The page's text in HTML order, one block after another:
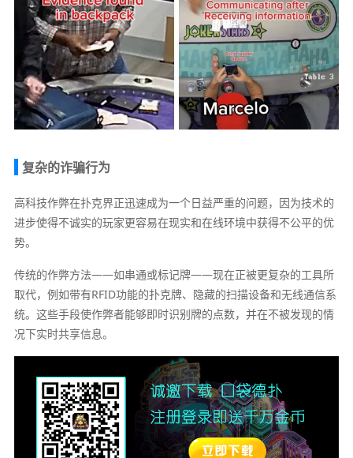
复杂的诈骗行为
高科技作弊在扑克界正迅速成为一个日益严重的问题，因为技术的
进步使得不诚实的玩家更容易在现实和在线环境中获得不公平的优
势。
传统的作弊方法——如串通或标记牌——现在正被更复杂的工具所
取代，例如带有RFID功能的扑克牌、隐藏的扫描设备和无线通信系
统。这些手段使作弊者能够即时识别牌的点数，并在不被发现的情
况下实时共享信息。